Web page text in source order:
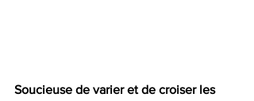
Soucieuse de varier et de croiser les